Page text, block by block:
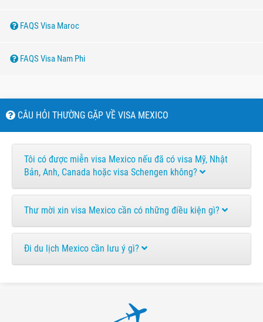
FAQS Visa Maroc
FAQS Visa Nam Phi
CÂU HỎI THƯỜNG GẶP VỀ VISA MEXICO
Tôi có được miễn visa Mexico nếu đã có visa Mỹ, Nhật
Bản, Anh, Canada hoặc visa Schengen không?
Thư mời xin visa Mexico cần có những điều kiện gì?
Đi du lịch Mexico cần lưu ý gì?